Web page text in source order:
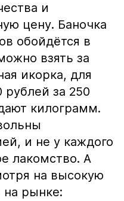
и
цену. Баночка
обойдётся в
взять за
икорка, для
рублей за 250
килограмм.
и не у каждого
лакомство. А
на высокую
на рынке: